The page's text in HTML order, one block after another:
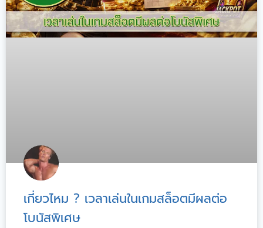
เกี่ยวไหม ? เวลาเล่นในเกมสล็อตมีผลต่อ
โบนัสพิเศษ